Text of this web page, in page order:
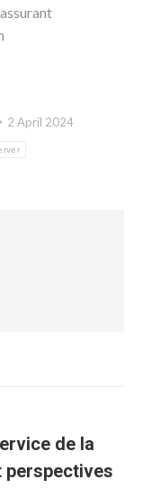
2 April 2024
de la
perspectives